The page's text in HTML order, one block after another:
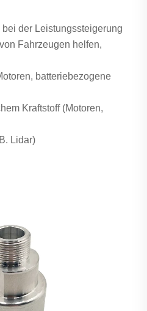
der Leistungssteigerung
Fahrzeugen helfen,
batteriebezogene
Kraftstoff (Motoren,
Lidar)